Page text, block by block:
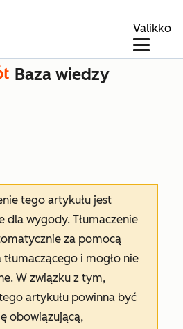
Valikko
Baza wiedzy
tego artykułu jest
dla wygody. Tłumaczenie
za pomocą
i mogło nie
W związku z tym,
artykułu powinna być
obowiązującą,